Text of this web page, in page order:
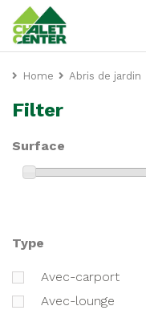
Home Abris de jardin
Filter
Surface
Type
avec-carport
avec-lounge